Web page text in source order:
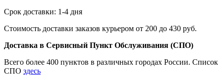
Срок доставки: 1-4 дня
Стоимость доставки заказов курьером от 200 до 430 руб.
Доставка в Сервисный Пункт Обслуживания (СПО)
Всего более 400 пунктов в различных городах России. Список
СПО здесь